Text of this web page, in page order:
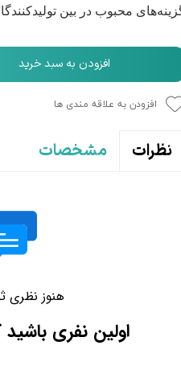
محبوب در بین
افزودن به سبد خرید
افزودن به علاقه مندی ها
نظرات مشخصات
هنوز نظری
اولین نفری